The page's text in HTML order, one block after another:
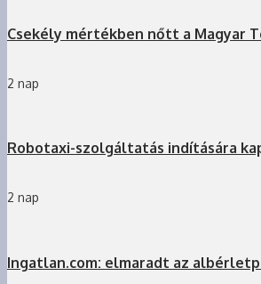
Csekély mértékben nőtt a Magyar
2 nap
Robotaxi-szolgáltatás indítására
2 nap
Ingatlan.com: elmaradt az